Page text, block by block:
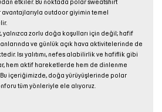
outdoor giyimin temel
yalnızca zorlu doğa koşulları için değil; hafif
ve günlük açık hava aktivitelerinde de
Isı yalıtımı, nefes alabilirlik ve hafiflik gibi
hem aktif hareketlerde hem de dinlenme
içeriğimizde, doğa yürüyüşlerinde polar
tüm yönleriyle ele alıyoruz.